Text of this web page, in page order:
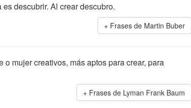
descubrir. Al crear descubro.
Frases de Martin Buber
mujer creativos, más aptos para crear, para
Frases de Lyman Frank Baum